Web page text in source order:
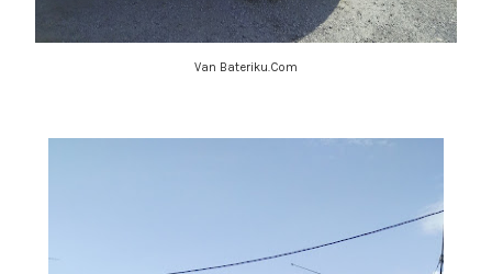
Van Bateriku.Com